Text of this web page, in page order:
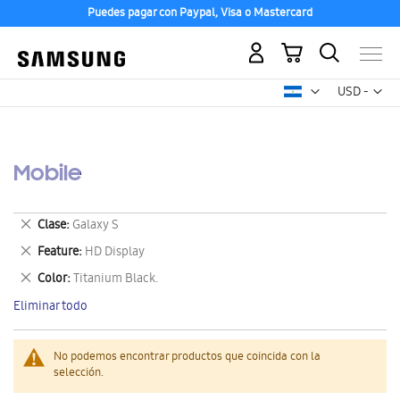
Puedes pagar con Paypal, Visa o Mastercard
USD -
dólar
Mi carrito
Mobile
No podemos encontrar productos que coincida con la
selección.
Clase Galaxy S
Eliminar
este
artículo
Feature HD Display
Eliminar
este
artículo
Color Titanium Black.
Eliminar
este
artículo
Eliminar todo